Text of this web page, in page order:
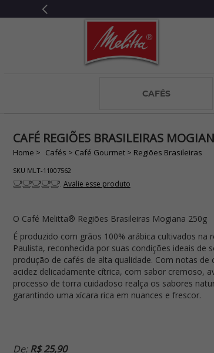
CAFÉS
CAFÉ REGIÕES BRASILEIRAS
Cafés Café Gourmet Regiões Brasileiras
SKU MLT-11007562
Avalie esse produto
O Café Melitta® Regiões Brasileiras Mogiana 250g
É produzido com grãos 100% arábica cultivados na
Paulista, reconhecida por suas condições ideais de
produção de cafés de alta qualidade. Com notas de
acidez delicadamente cítrica, com sabor cremoso,
processo de torra cuidadoso realça os sabores
garantindo uma xícara rica em nuances e frescor.
De:R$ 25,90